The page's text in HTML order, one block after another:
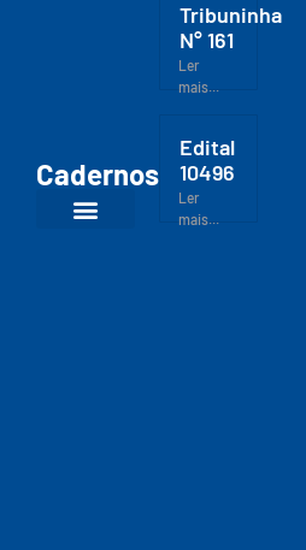
Cadernos
Tribuninha
N° 161
Ler
mais...
Edital
10496
Ler
mais...